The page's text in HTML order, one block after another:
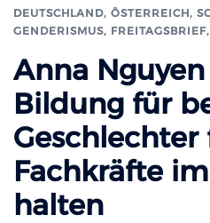
DEUTSCHLAND, ÖSTERREICH,
GENDERISMUS, FREITAGSBRIEF,
Anna Nguyen
Bildung für
Geschlechter
Fachkräfte
halten